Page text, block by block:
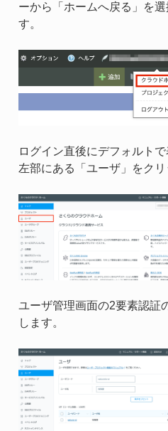
ーから「ホームへ戻る」を
す。
ログイン直後にデフォルト
左部にある「ユーザ」をクリ
ユーザ管理画面の2要素認証
します。